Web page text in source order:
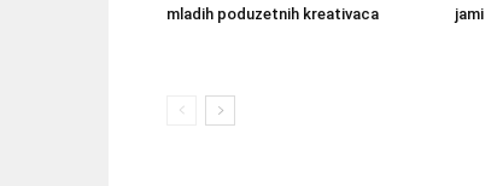
mladih poduzetnih kreativaca
jami